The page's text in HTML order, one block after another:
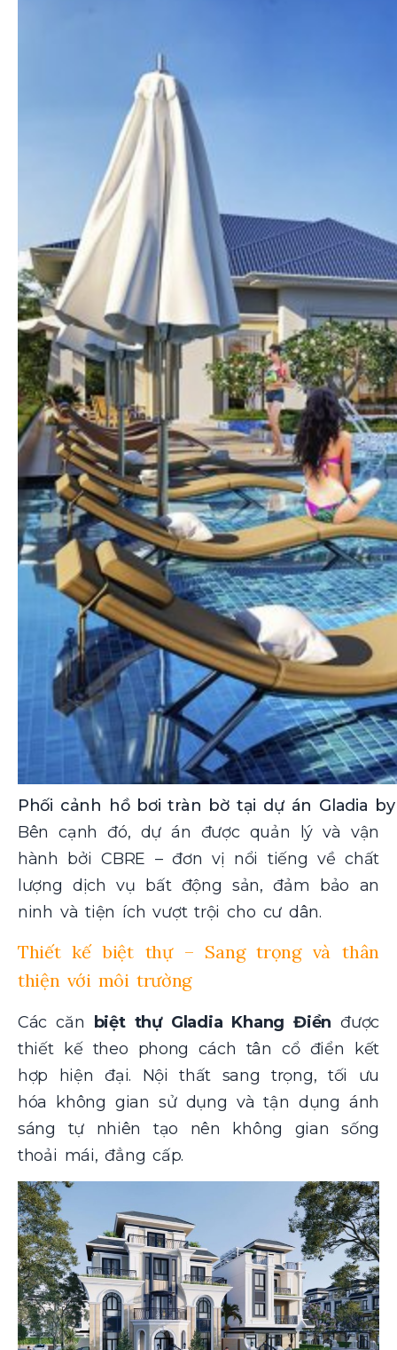
Phối cảnh hồ bơi tràn bờ tại dự án Gladia
Bên cạnh đó, dự án được quản lý và vận
hành bởi CBRE – đơn vị nổi tiếng về chất
lượng dịch vụ bất động sản, đảm bảo an
ninh và tiện ích vượt trội cho cư dân.
Thiết kế biệt thự – Sang trọng và thân
thiện với môi trường
Các căn biệt thự Gladia Khang Điền được
thiết kế theo phong cách tân cổ điển kết
hợp hiện đại. Nội thất sang trọng, tối ưu
hóa không gian sử dụng và tận dụng ánh
sáng tự nhiên tạo nên không gian sống
thoải mái, đẳng cấp.